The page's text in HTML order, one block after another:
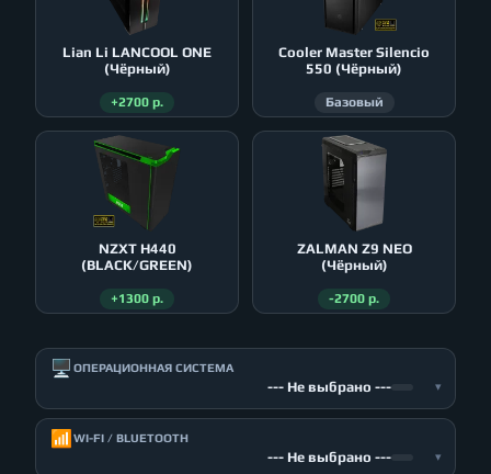
Lian Li LANCOOL ONE
(Чёрный)
+2700 р.
Cooler Master Silencio
550 (Чёрный)
Базовый
NZXT H440
(BLACK/GREEN)
+1300 р.
ZALMAN Z9 NEO
(Чёрный)
-2700 р.
🖥️ ОПЕРАЦИОННАЯ СИСТЕМА
--- Не выбрано --- ▾
📶 WI-FI / BLUETOOTH
--- Не выбрано --- ▾